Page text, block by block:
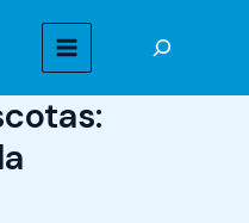
MAIN
MENU